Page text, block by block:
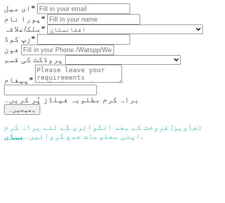
ای میل*
پورا نام*
ملک/علاقہ*
زپ کوڈ*
فون
پروڈکٹ کی قسم
پیغام*
براہ کرم مطلوبہ فیلڈز پُر کریں۔
بھیجیں۔
تجاویز: فروخت کے بعد انکوائری کے لئے براہ کرم
اپنی معلومات جمع کروائیں۔
یہاں .